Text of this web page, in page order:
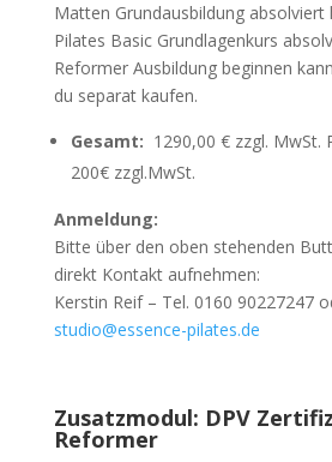
Matten Grundausbildung
Pilates Basic Grundlagenkurs
Reformer Ausbildung beginnen
du separat kaufen.
Gesamt: 1290,00 € zzgl. MwSt.
200€ zzgl.MwSt.
Anmeldung:
Bitte über den oben stehenden
direkt Kontakt aufnehmen:
Kerstin Reif – Tel. 0160 90227247
studio@essence-pilates.de
Zusatzmodul: DPV
Reformer